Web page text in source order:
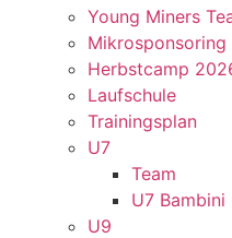
Young Miners
Mikrosponsoring
Herbstcamp
Laufschule
Trainingsplan
U7
Team
U7 Bambini
U9